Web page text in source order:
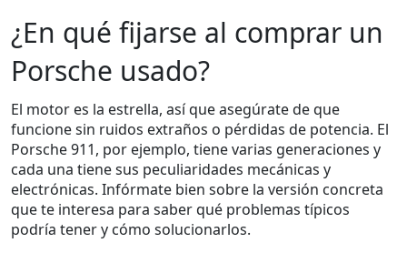
¿En qué fijarse al comprar un
Porsche usado?
El motor es la estrella, así que asegúrate de que
funcione sin ruidos extraños o pérdidas de potencia. El
Porsche 911, por ejemplo, tiene varias generaciones y
cada una tiene sus peculiaridades mecánicas y
electrónicas. Infórmate bien sobre la versión concreta
que te interesa para saber qué problemas típicos
podría tener y cómo solucionarlos.